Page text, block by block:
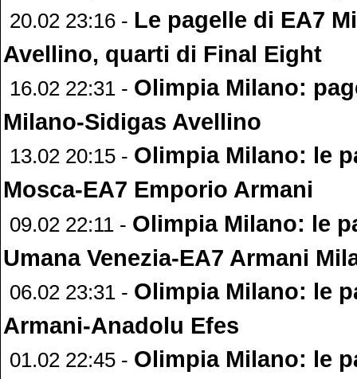
20.02 23:16 - Le pagelle di EA7
Avellino, quarti di Final Eight
16.02 22:31 - Olimpia Milano:
Milano-Sidigas Avellino
13.02 20:15 - Olimpia Milano: le
Mosca-EA7 Emporio Armani
09.02 22:11 - Olimpia Milano: le
Umana Venezia-EA7 Armani
06.02 23:31 - Olimpia Milano: le
Armani-Anadolu Efes
01.02 22:45 - Olimpia Milano: le